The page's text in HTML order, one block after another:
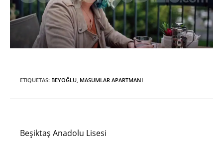
ETIQUETAS: BEYOĞLU, MASUMLAR APARTMANI
más
artículos
Beşiktaş Anadolu Lisesi